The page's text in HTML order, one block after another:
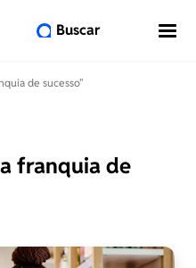
Buscar
de sucesso"
franquia de